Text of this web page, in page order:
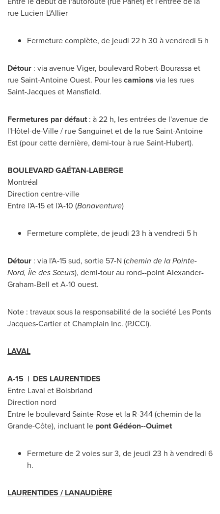
rue Lucien-L'Allier
Fermeture complète, de jeudi 22 h 30 à vendredi 5 h
Détour : via avenue Viger, boulevard Robert-Bourassa et
rue Saint-Antoine Ouest. Pour lescamions via les rues
Saint-Jacqueset Mansfield.
Fermetures par défaut: à 22 h, les entrées de l'avenue de
l'Hôtel-de-Ville / rue Sanguinet et de la rue Saint-Antoine
Est (pour cette dernière, demi-tour à rueSaint-Hubert).
BOULEVARD GAÉTAN-LABERGE
Montréal
Direction centre-ville
Entre l'A-15 et l'A-10 (Bonaventure)
Fermeture complète, de jeudi 23 h à vendredi 5 h
Détour : via l'A-15 sud, sortie 57-N (chemin de la Pointe-
Nord, Île des Sœurs), demi-tour au rond--point Alexander-
Graham-Bell et A-10 ouest.
Note : travaux sous la responsabilité de la société Les Ponts
Jacques-Cartieret Champlain Inc. (PJCCI).
LAVAL
A-15 | DES LAURENTIDES
Entre Laval et Boisbriand
Direction nord
Entre le boulevard Sainte-Roseet la R-344 (chemin de la
Grande-Côte), incluant le pont Gédéon--Ouimet
Fermeture de 2 voies sur 3, de jeudi 23 h à vendredi 6
h.
LAURENTIDES / LANAUDIÈRE